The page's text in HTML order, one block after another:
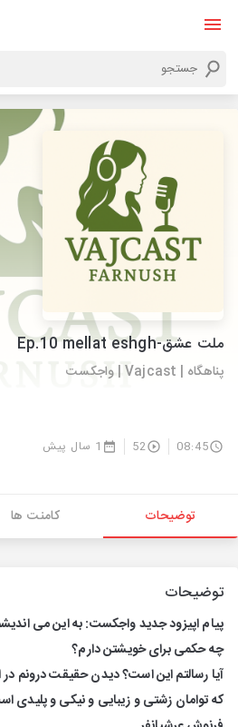
ملت عشق-Ep.10 mellat eshgh
پناهگاه | Vajcast | واجکست
08:45
52 1 سال پیش
توضیحات کامنت ها
توضیحات
پیام اپیزود جدید واجکست: به این می
چه حکمی برای خویشتن دارم؟
آیا رسالتم این است؟ دیدن حقیقت درونم
که توامان زشتی و زیبایی و نیکی و پلیدی